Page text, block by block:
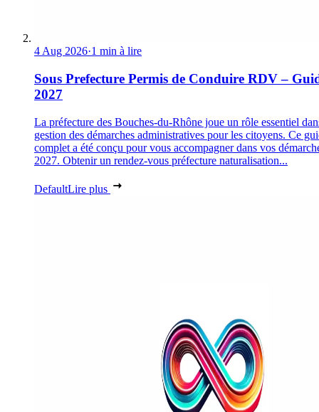
4 Aug 2026·1 min à lire
Sous Prefecture Permis de Conduire RDV –
2027
La préfecture des Bouches-du-Rhône joue un rôle essentiel
gestion des démarches administratives pour les citoyens. Ce
complet a été conçu pour vous accompagner dans vos
2027. Obtenir un rendez-vous préfecture naturalisation...
DefaultLire plus